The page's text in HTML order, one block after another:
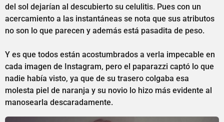
del sol dejarían al descubierto su celulitis. Pues con un
acercamiento a las instantáneas se nota que sus atributos
no son lo que parecen y además está pasadita de peso.
Y es que todos están acostumbrados a verla impecable en
cada imagen de Instagram, pero el paparazzi captó lo que
nadie había visto, ya que de su trasero colgaba esa
molesta piel de naranja y su novio lo hizo más evidente al
manosearla descaradamente.